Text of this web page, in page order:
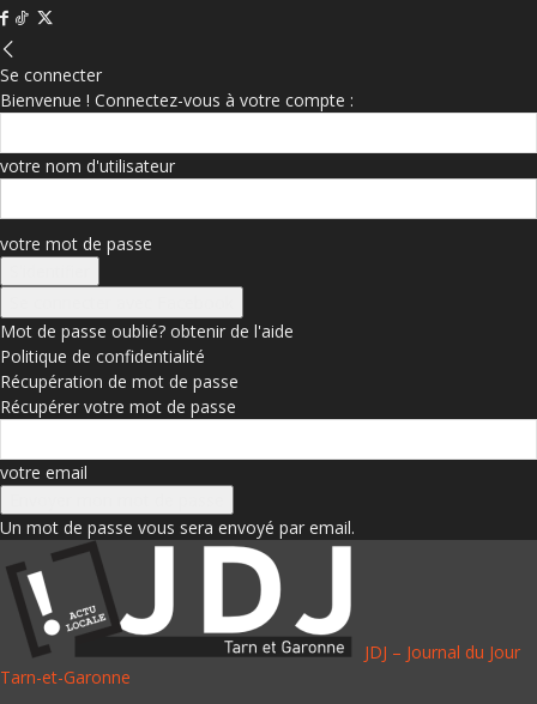
Se connecter
Bienvenue ! Connectez-vous à votre compte :
votre nom d'utilisateur
votre mot de passe
Mot de passe oublié? obtenir de l'aide
Politique de confidentialité
Récupération de mot de passe
Récupérer votre mot de passe
votre email
Un mot de passe vous sera envoyé par email.
JDJ – Journal du Jour
Tarn-et-Garonne